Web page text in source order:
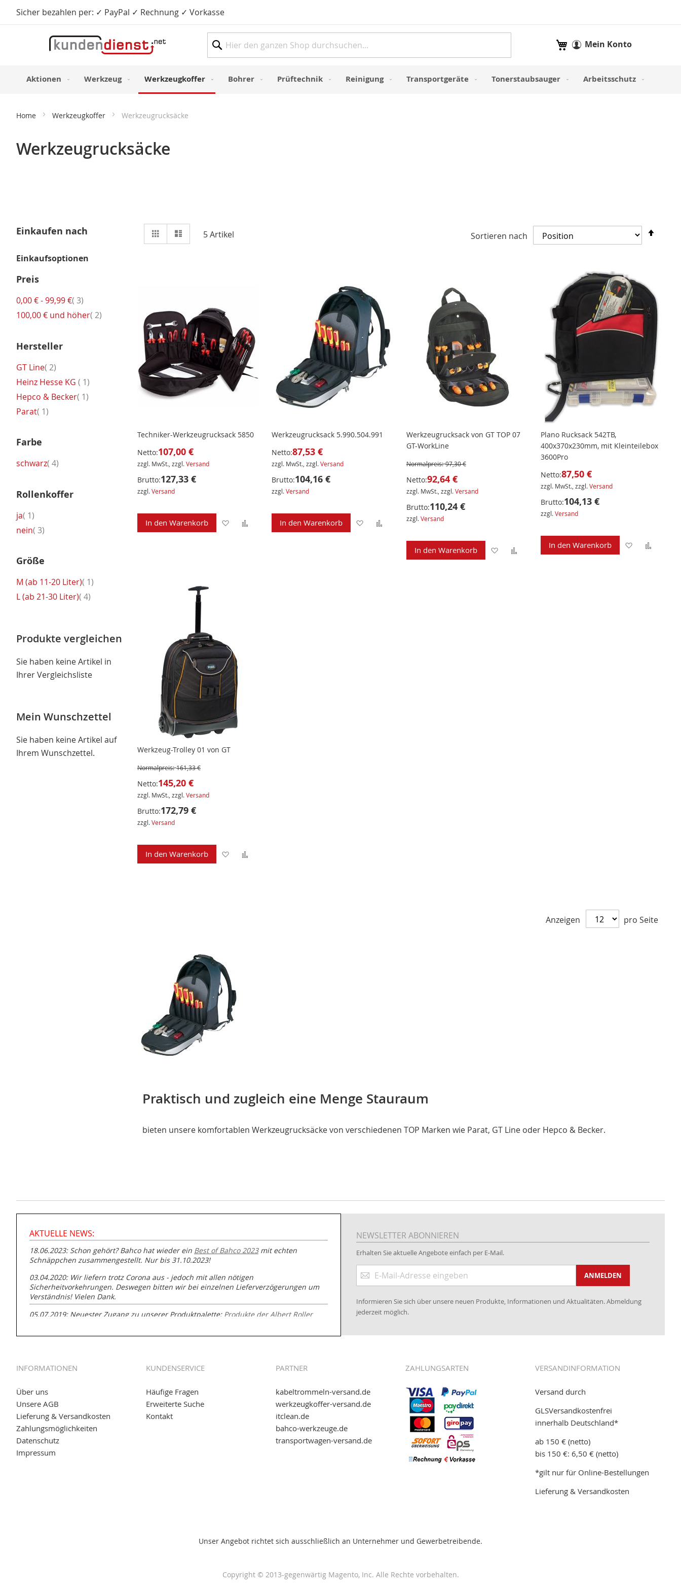
Sicher bezahlen per: ✓ PayPal ✓ Rechnung ✓ VorkasseDirekt
Mein Warenkorb
Mein Konto
Aktionen Werkzeug Werkzeugkoffer Bohrer Prüftechnik Reinigung Transportgeräte Tonerstaubsauger Arbeitsschutz
Home Werkzeugkoffer Werkzeugrucksäcke
Werkzeugrucksäcke
Ansicht
als
Raster 5Artikel Sortieren nach
Techniker-Werkzeugrucksack 5850
Netto:107,00 €
zzgl. MwSt., zzgl.Versand
Brutto:127,33 €
zzgl.Versand
In den Warenkorb
Zur
Werkzeugrucksack 5.990.504.991
Netto:87,53 €
zzgl. MwSt., zzgl.Versand
Brutto:104,16 €
zzgl.Versand
In den Warenkorb
Zur
WunschlisteVergleichsliste
hinzufügen
Werkzeugrucksack von GT TOP 07
GT-WorkLine
Normalpreis: 97,30 €
Netto:92,64 €
zzgl. MwSt., zzgl.Versand
Brutto:110,24 €
zzgl.Versand
In den Warenkorb
Zur
Plano Rucksack 542TB,
400x370x230mm, mit Kleinteilebox
3600Pro
Netto:87,50 €
zzgl. MwSt., zzgl.Versand
Brutto:104,13 €
zzgl.Versand
In den Warenkorb
Zur
Werkzeug-Trolley 01 von GT
Normalpreis: 161,33 €
Netto:145,20 €
zzgl. MwSt., zzgl.Versand
Brutto:172,79 €
zzgl.Versand
In den Warenkorb
Zur
Anzeigen pro Seite
Praktisch und zugleich eine Menge Stauraum
bieten unsere komfortablen Werkzeugrucksäcke von verschiedenen TOP Marken wie Parat, GT Line oder Hepco & Becker.
Einkaufen nach
Einkaufsoptionen
Preis
0,00 €-99,99 € 3Artikel
100,00 € und höher 2Artikel
Hersteller
GT Line 2Artikel
Heinz Hesse KG
1Artikel
Hepco & Becker 1Artikel
Parat 1Artikel
Farbe
schwarz 4Artikel
Rollenkoffer
ja 1Artikel
nein 3Artikel
Größe
M (ab 11-20 Liter) 1Artikel
L (ab 21-30 Liter) 4Artikel
Produkte vergleichen
Sie haben keine Artikel in
Ihrer Vergleichsliste
Mein Wunschzettel
Sie haben keine Artikel auf
Ihrem Wunschzettel.
AKTUELLE NEWS:
18.06.2023: Schon gehört? Bahco hat wieder ein Best of Bahco 2023mit echten
Schnäppchen zusammengestellt. Nur bis 31.10.2023!
03.04.2020: Wir liefern trotz Corona aus - jedoch mit allen nötigen
Sicherheitvorkehrungen. Deswegen bitten wir bei einzelnen Lieferverzögerungen um
Verständnis! Vielen Dank.
05.07.2019: Neuester Zugang zu unserer Produktpalette: Produkte der Albert Roller
04.11.2018: Überarbeitung der Corporate Identity (CI)
- Zahlung per paydirekt
16.01.2017:
- Visa & MasterCard (inkl. Maestro)
12.01.2017: JETZT NEU- giropay, SOFORT-Überweisung sowie eps (PAYONE)
05.09.2016: NEUE Topseller bei
11.08.2016: Gerade entsteht unser "neuer" Partnershop
NEWSLETTER ABONNIEREN
Erhalten Sie aktuelle Angebote einfach per E-Mail.
zum
ANMELDEN
Informieren Sie sich über unsere neuen Produkte, Informationen und Aktualitäten. Abmeldung
jederzeit möglich.
INFORMATIONEN
Über uns
Unsere AGB
Lieferung & Versandkosten
Zahlungsmöglichkeiten
Datenschutz
Impressum
KUNDENSERVICE
Häufige Fragen
Erweiterte Suche
Kontakt
PARTNER
kabeltrommeln-versand.de
werkzeugkoffer-versand.de
itclean.de
bahco-werkzeuge.de
transportwagen-versand.de
ZAHLUNGSARTEN VERSANDINFORMATION
Versand durch
GLSVersandkostenfrei
innerhalb Deutschland*
ab 150 € (netto)
bis 150 €: 6,50 € (netto)
*gilt nur für Online-Bestellungen
Lieferung & Versandkosten
Unser Angebot richtet sich ausschließlich an Unternehmer und Gewerbetreibende.
Copyright © 2013-gegenwärtig Magento, Inc. Alle Rechte vorbehalten.